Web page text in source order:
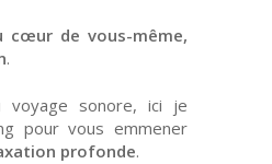
cœur de vous-même,
.
voyage sonore, ici je
pour vous emmener
profonde.